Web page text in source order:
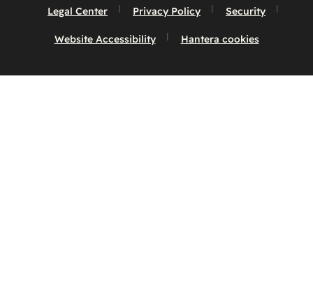
Legal Center Privacy Policy Security
Website Accessibility Hantera cookies